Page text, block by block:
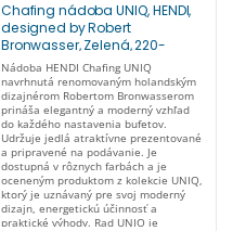
Chafing nádoba UNIQ, HENDI,
designed by Robert
Bronwasser, Zelená, 220-
240V/700W,
607x402x(H)245mm zeleny,
GN1/1, Kód: 470435
Nádoba HENDI Chafing UNIQ
navrhnutá renomovaným holandským
dizajnérom Robertom Bronwasserom
prináša elegantný a moderný vzhľad
do každého nastavenia bufetov.
Udržuje jedlá atraktívne prezentované
a pripravené na podávanie. Je
dostupná v rôznych farbách a je
oceneným produktom z kolekcie UNIQ,
ktorý je uznávaný pre svoj moderný
dizajn, energetickú účinnosť a
praktické výhody. Rad UNIQ je